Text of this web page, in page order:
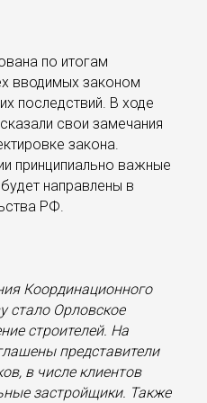
по итогам
вводимых законом
последствий. В ходе
свои замечания
закона.
принципиально важные
направлены в
РФ.
Координационного
стало Орловское
строителей. На
представители
в числе клиентов
застройщики. Также